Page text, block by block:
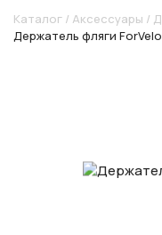
Каталог / Аксессуары /
Держатель фляги